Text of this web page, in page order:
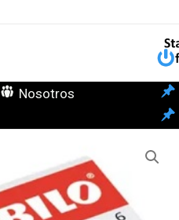
Nosotros